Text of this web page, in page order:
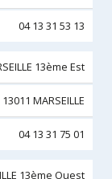
04 13 31 53 13
13ème Est
MARSEILLE
04 13 31 75 01
13ème Ouest